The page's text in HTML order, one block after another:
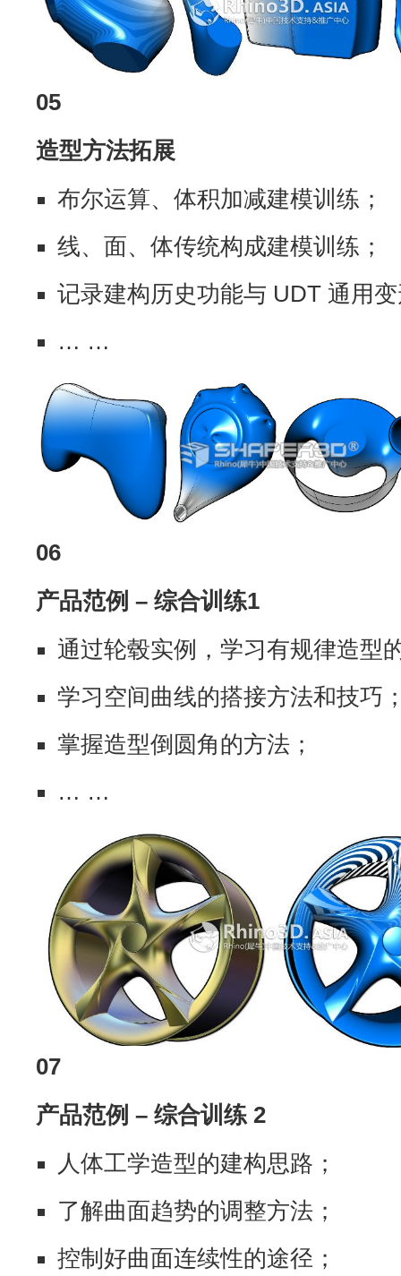
05
造型方法拓展
布尔运算、体积加减建模训练；
线、面、体传统构成建模训练；
记录建构历史功能与 UDT 通用
… …
06
产品范例 – 综合训练1
通过轮毂实例，学习有规律造型
学习空间曲线的搭接方法和技巧
掌握造型倒圆角的方法；
… …
07
产品范例 – 综合训练 2
人体工学造型的建构思路；
了解曲面趋势的调整方法；
控制好曲面连续性的途径；